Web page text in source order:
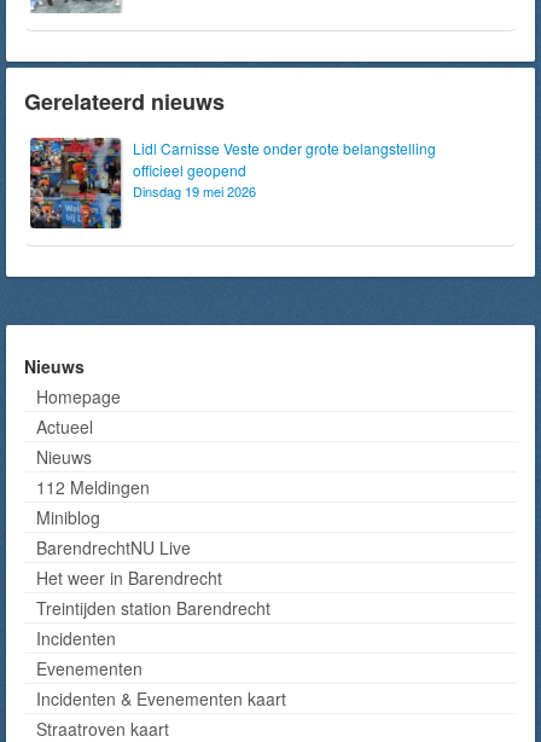
Gerelateerd nieuws
Lidl Carnisse Veste onder grote belangstelling
officieel geopend
Dinsdag 19 mei 2026
Nieuws
Homepage
Actueel
Nieuws
112 Meldingen
Miniblog
BarendrechtNU Live
Het weer in Barendrecht
Treintijden station Barendrecht
Incidenten
Evenementen
Incidenten & Evenementen kaart
Straatroven kaart